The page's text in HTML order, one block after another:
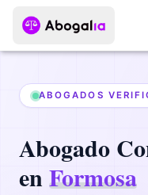
ABOGADOS
Abogado
enFormosa